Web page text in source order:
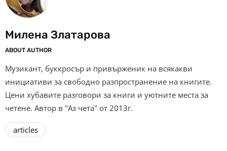
Милена Златарова
ABOUT AUTHOR
Музикант, буккросър и привърженик на всякакви
инициативи за свободно разпространение на книгите.
Цени хубавите разговори за книги и уютните места за
четене. Автор в "Аз чета" от 2013г.
articles